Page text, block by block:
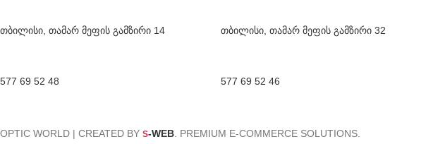
თბილისი, თამარ მეფის გამზირი 14
577 69 52 48
თბილისი, თამარ მეფის გამზირი 32
577 69 52 46
OPTIC WORLD | CREATED BY S-WEB . PREMIUM E-COMMERCE SOLUTIONS.